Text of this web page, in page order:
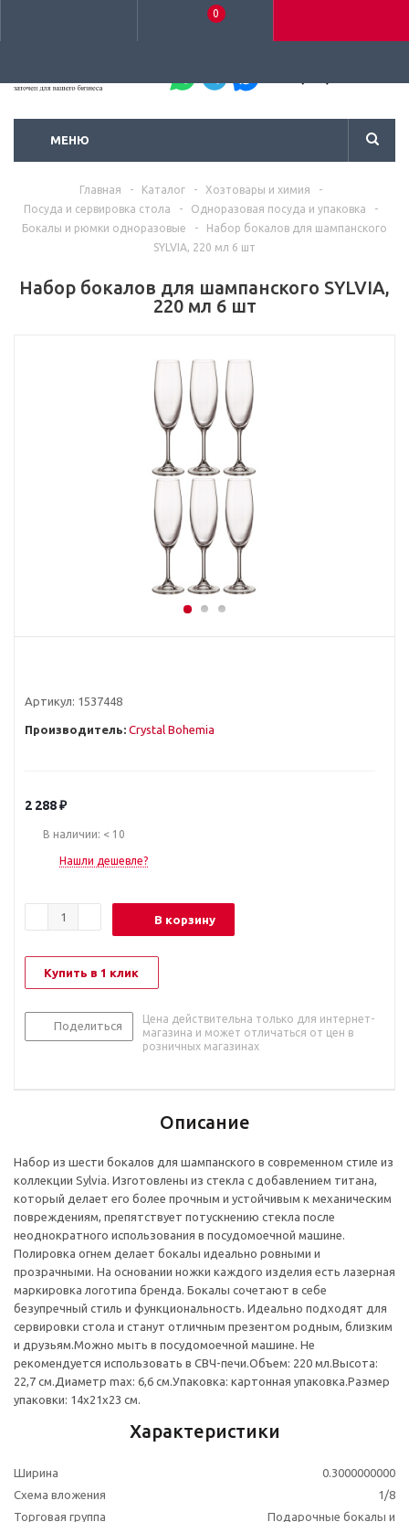
0
МЕНЮ
Главная - Каталог - Хозтовары и химия
-
Посуда и сервировка стола
- Одноразовая посуда и упаковка
-
Бокалы и рюмки одноразовые
-
Набор бокалов для шампанского
SYLVIA, 220 мл 6 шт
Набор бокалов для шампанского SYLVIA,
220 мл 6 шт
Артикул: 1537448
Производитель: Crystal Bohemia
2 288₽
В наличии: < 10
Нашли дешевле?
В корзину
Купить в 1 клик
Поделиться
Цена действительна только для интернет-
магазина и может отличаться от цен в
розничных магазинах
Описание
Набор из шести бокалов для шампанского в современном стиле из
коллекции Sylvia. Изготовлены из стекла с добавлением титана,
который делает его более прочным и устойчивым к механическим
повреждениям, препятствует потускнению стекла после
неоднократного использования в посудомоечной машине.
Полировка огнем делает бокалы идеально ровными и
прозрачными. На основании ножки каждого изделия есть лазерная
маркировка логотипа бренда. Бокалы сочетают в себе
безупречный стиль и функциональность. Идеально подходят для
сервировки стола и станут отличным презентом родным, близким
и друзьям.Можно мыть в посудомоечной машине. Не
рекомендуется использовать в СВЧ-печи.Объем: 220 мл.Высота:
22,7 см.Диаметр max: 6,6 см.Упаковка: картонная упаковка.Размер
упаковки: 14x21x23 см.
Характеристики
Ширина
0.3000000000
Схема вложения
1/8
Торговая группа
Подарочные бокалы и